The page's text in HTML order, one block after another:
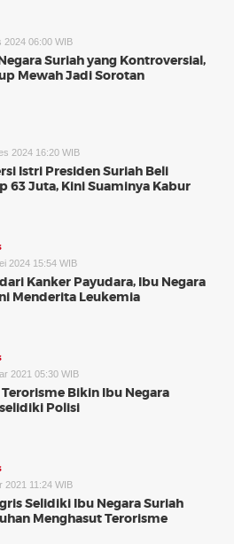
2024 06:00 WIB
Suriah yang Kontroversial,
Mewah Jadi Sorotan
2024 16:20 WIB
Istri Presiden Suriah Beli
63 Juta, Kini Suaminya Kabur
2024 15:54 WIB
Kanker Payudara, Ibu Negara
Menderita Leukemia
2021 05:30 WIB
Bikin Ibu Negara
Polisi
2021 11:24 WIB
Selidiki Ibu Negara Suriah
Menghasut Terorisme